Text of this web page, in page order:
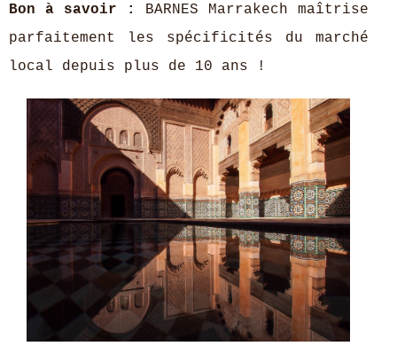
Bon à savoir :
BARNES Marrakech maîtrise
parfaitement les spécificités du marché
local depuis plus de 10 ans !